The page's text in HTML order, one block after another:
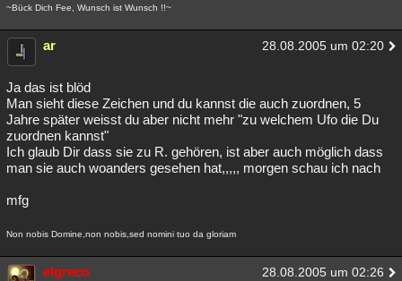
~Bück Dich Fee, Wunsch ist Wunsch !!~
ar 28.08.2005 um 02:20
Ja das ist blöd
Man sieht diese Zeichen und du kannst die auch zuordnen, 5
Jahre später weisst du aber nicht mehr "zu welchem Ufo die Du
zuordnen kannst"
Ich glaub Dir dass sie zu R. gehören, ist aber auch möglich dass
man sie auch woanders gesehen hat,,,,, morgen schau ich nach
mfg
Non nobis Domine,non nobis,sed nomini tuo da gloriam
elgreco 28.08.2005 um 02:26